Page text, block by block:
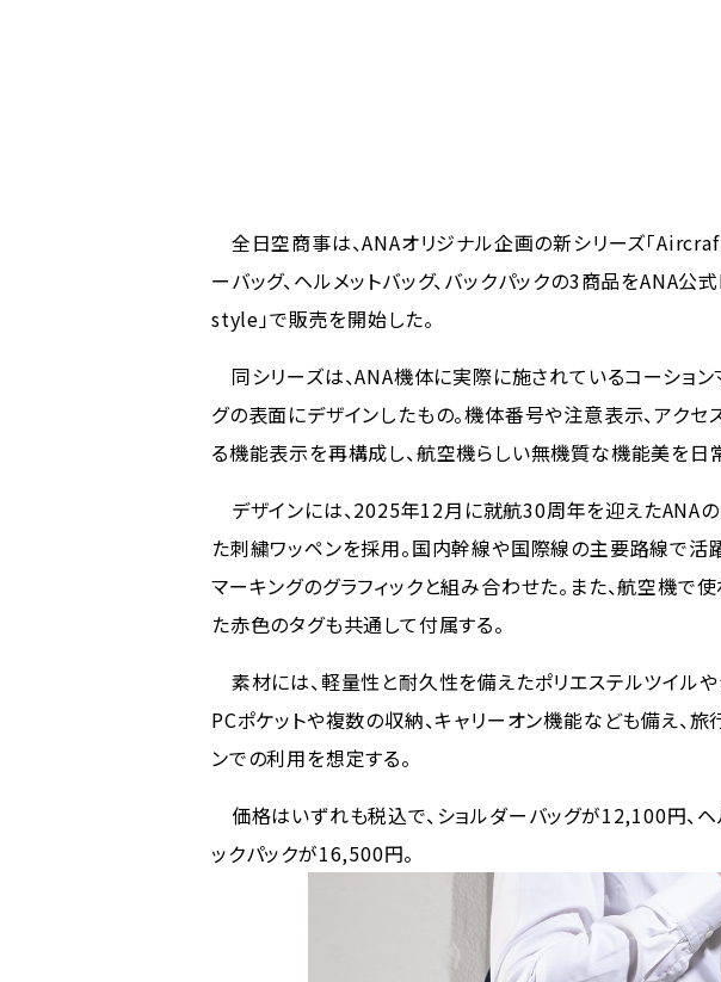
全日空商事は、ANAオリジナル企画の新シリーズ「
ーバッグ、ヘルメットバッグ、バックパックの3商品をANA公
style」で販売を開始した。
同シリーズは、ANA機体に実際に施されているコーション
グの表面にデザインしたもの。機体番号や注意表示、アク
る機能表示を再構成し、航空機らしい無機質な機能美を日
デザインには、2025年12月に就航30周年を迎えたANA
た刺繍ワッペンを採用。国内幹線や国際線の主要路線で活
マーキングのグラフィックと組み合わせた。また、航空機で
た赤色のタグも共通して付属する。
素材には、軽量性と耐久性を備えたポリエステルツイルや
PCポケットや複数の収納、キャリーオン機能なども備え、
ンでの利用を想定する。
価格はいずれも税込で、ショルダーバッグが12,100円、
ックパックが16,500円。